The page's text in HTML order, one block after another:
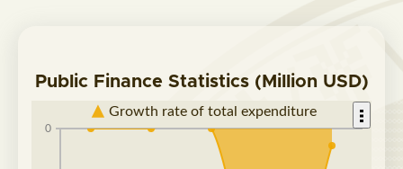
Public Finance Statistics (Million USD)